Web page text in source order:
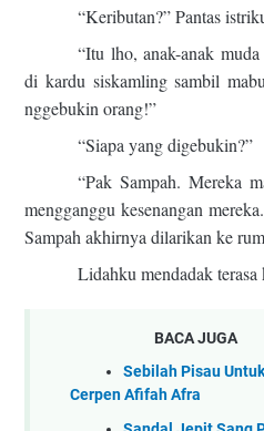
“Keributan?” Pantas
“Itu lho, anak-anak
di kardu siskamling sambil
nggebukin orang!”
“Siapa yang digebukin?”
“Pak Sampah. Mereka
mengganggu kesenangan
Sampah akhirnya dilarikan ke
Lidahku mendadak terasa
BACA JUGA
Sebilah Pisau
Cerpen Afifah Afra